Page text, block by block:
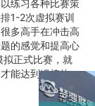
练习各种比赛策
1-2次虚拟赛训
多高手在冲击高
的感觉和提高心
拟正式比赛，就
能达到锻炼效